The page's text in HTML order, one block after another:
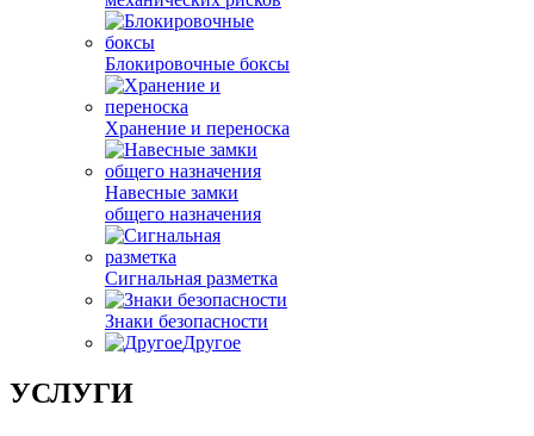
Блокировочные боксы
Хранение и переноска
Навесные замки
общего назначения
Сигнальная разметка
Знаки безопасности
Другое
УСЛУГИ